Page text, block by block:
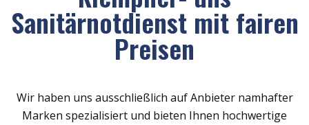
Sanitärnotdienst mit fairen
Preisen
Wir haben uns ausschließlich auf Anbieter namhafter
Marken spezialisiert und bieten Ihnen hochwertige